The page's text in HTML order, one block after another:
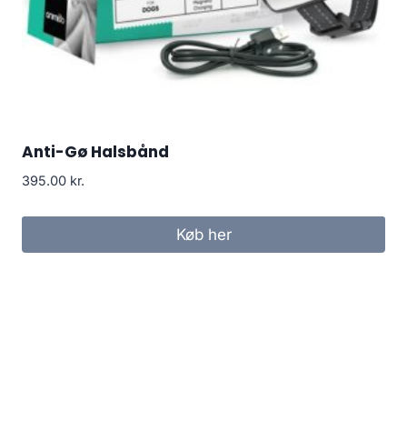
Anti-Gø Halsbånd
395.00 kr.
Køb her